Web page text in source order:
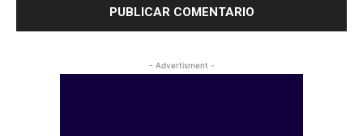
- Advertisment -